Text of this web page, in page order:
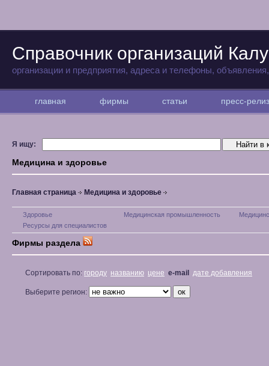
Справочник организаций
организации и предприятия, адреса и телефоны,
главная фирмы статьи пресс-
Я ищу:
Медицина и здоровье
Главная страница Медицина и здоровье
Здоровье Медицинская промышленность
Ресурсы для специалистов
Фирмы раздела
Сортировать по: городу названию цене e-mail дате добавления
Выберите регион: